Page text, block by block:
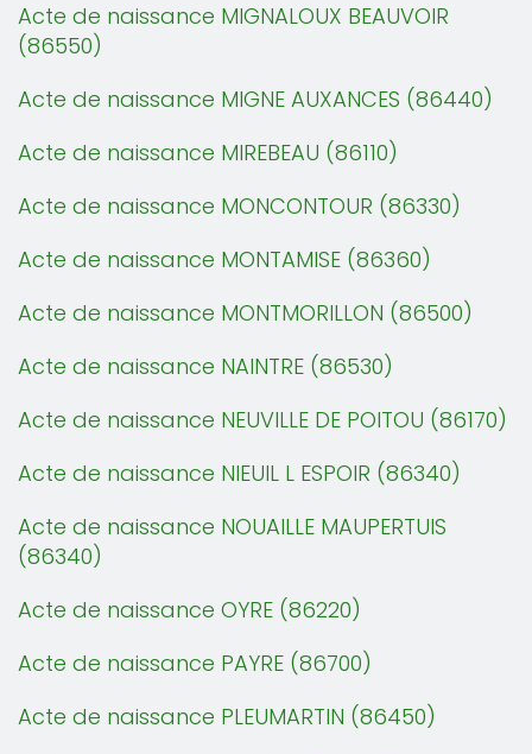
Acte de naissance MIGNALOUX BEAUVOIR
(86550)
Acte de naissance MIGNE AUXANCES (86440)
Acte de naissance MIREBEAU (86110)
Acte de naissance MONCONTOUR (86330)
Acte de naissance MONTAMISE (86360)
Acte de naissance MONTMORILLON (86500)
Acte de naissance NAINTRE (86530)
Acte de naissance NEUVILLE DE POITOU (86170)
Acte de naissance NIEUIL L ESPOIR (86340)
Acte de naissance NOUAILLE MAUPERTUIS
(86340)
Acte de naissance OYRE (86220)
Acte de naissance PAYRE (86700)
Acte de naissance PLEUMARTIN (86450)